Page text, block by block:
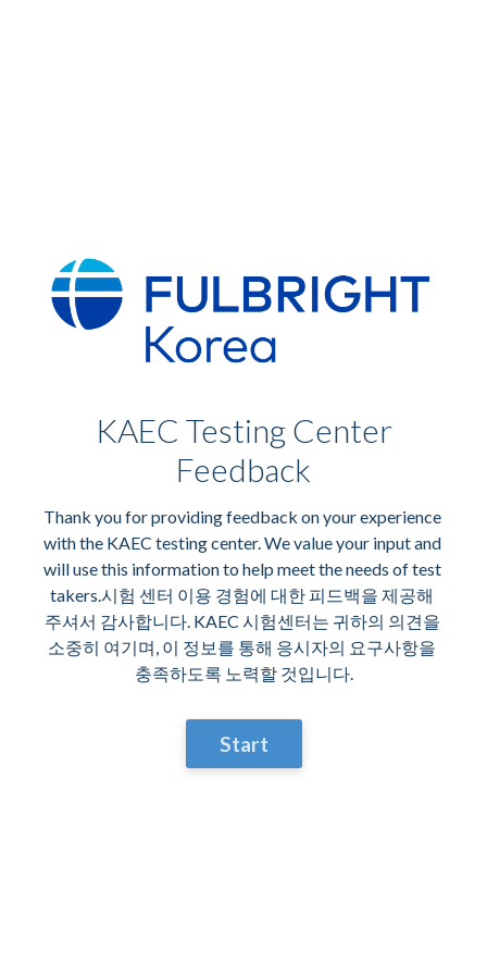
KAEC Testing Center
Feedback
Thank you for providing feedback on your experience
with the KAEC testing center. We value your input and
will use this information to help meet the needs of test
takers.시험 센터 이용 경험에 대한 피드백을 제공해
주셔서 감사합니다. KAEC 시험센터는 귀하의 의견을
소중히 여기며, 이 정보를 통해 응시자의 요구사항을
충족하도록 노력할 것입니다.
Start